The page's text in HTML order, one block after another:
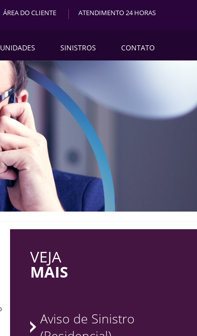
ÁREA DO CLIENTE ATENDIMENTO 24 HORAS
UNIDADES SINISTROS CONTATO
VEJA
MAIS
Aviso de Sinistro